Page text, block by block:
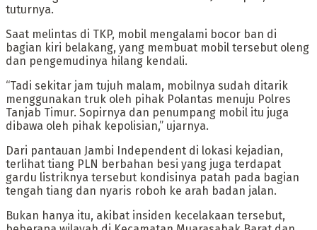
tuturnya.
Saat melintas di TKP, mobil mengalami bocor ban di
bagian kiri belakang, yang membuat mobil tersebut oleng
dan pengemudinya hilang kendali.
“Tadi sekitar jam tujuh malam, mobilnya sudah ditarik
menggunakan truk oleh pihak Polantas menuju Polres
Tanjab Timur. Sopirnya dan penumpang mobil itu juga
dibawa oleh pihak kepolisian,” ujarnya.
Dari pantauan Jambi Independent di lokasi kejadian,
terlihat tiang PLN berbahan besi yang juga terdapat
gardu listriknya tersebut kondisinya patah pada bagian
tengah tiang dan nyaris roboh ke arah badan jalan.
Bukan hanya itu, akibat insiden kecelakaan tersebut,